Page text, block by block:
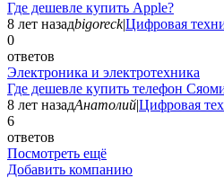
Где дешевле купить Apple?
8 лет назадbigoreck|Цифровая
0
ответов
Электроника и электротехника
Где дешевле купить телефон
8 лет назадАнатолий|Цифровая
6
ответов
Посмотреть ещё
Добавить компанию